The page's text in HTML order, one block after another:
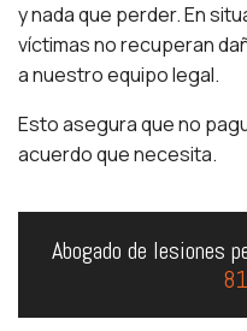
y nada que perder. En
víctimas no recuperan
a nuestro equipo legal.
Esto asegura que no
acuerdo que necesita.
Abogado de lesiones